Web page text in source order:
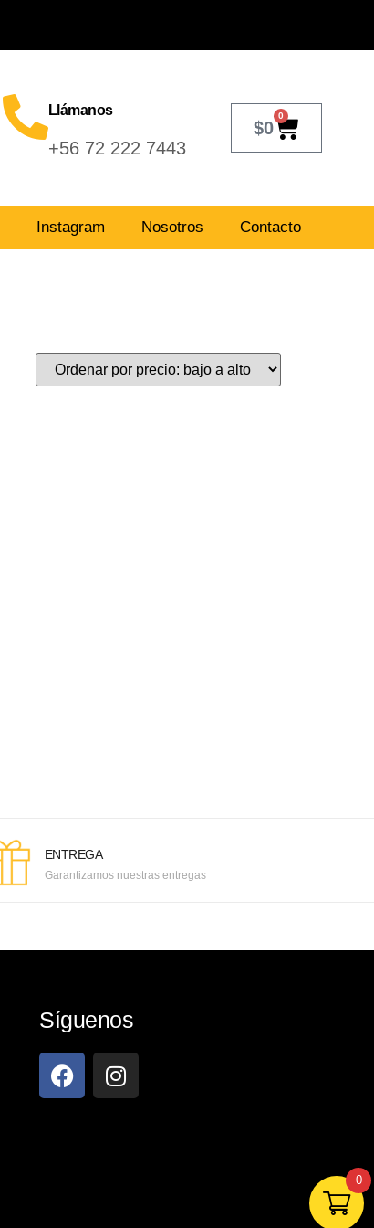
Llámanos
+56 72 222 7443
$0
0
Instagram Nosotros Contacto
ENTREGA
Garantizamos nuestras entregas
Síguenos
0